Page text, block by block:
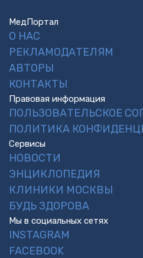
МедПортал
О НАС
РЕКЛАМОДАТЕЛЯМ
АВТОРЫ
КОНТАКТЫ
Правовая информация
ПОЛЬЗОВАТЕЛЬСКОЕ
ПОЛИТИКА
Сервисы
НОВОСТИ
ЭНЦИКЛОПЕДИЯ
КЛИНИКИ МОСКВЫ
БУДЬ ЗДОРОВА
Мы в социальных сетях
INSTAGRAM
FACEBOOK